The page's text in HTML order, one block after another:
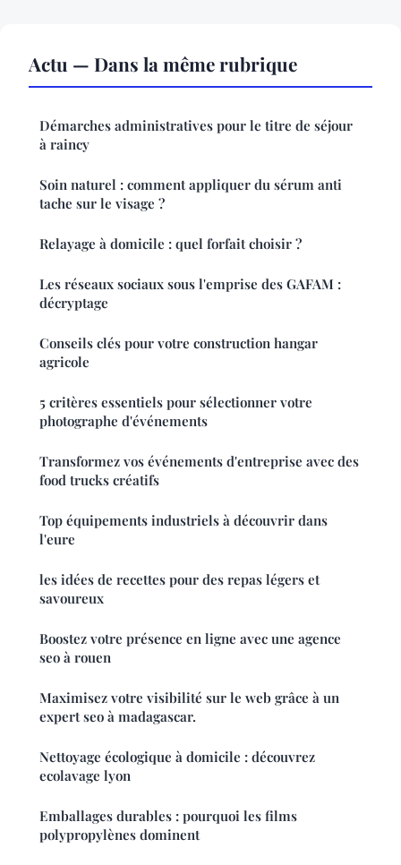
Actu — Dans la même rubrique
Démarches administratives pour le titre de séjour
à raincy
Soin naturel : comment appliquer du sérum anti
tache sur le visage ?
Relayage à domicile : quel forfait choisir ?
Les réseaux sociaux sous l'emprise des GAFAM :
décryptage
Conseils clés pour votre construction hangar
agricole
5 critères essentiels pour sélectionner votre
photographe d'événements
Transformez vos événements d'entreprise avec des
food trucks créatifs
Top équipements industriels à découvrir dans
l'eure
les idées de recettes pour des repas légers et
savoureux
Boostez votre présence en ligne avec une agence
seo à rouen
Maximisez votre visibilité sur le web grâce à un
expert seo à madagascar.
Nettoyage écologique à domicile : découvrez
ecolavage lyon
Emballages durables : pourquoi les films
polypropylènes dominent